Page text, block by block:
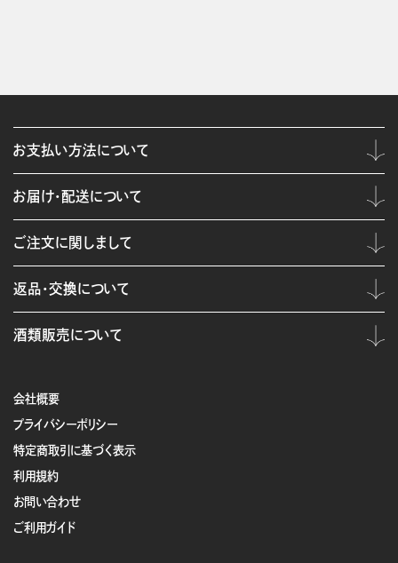
会社概要
プライバシーポリシー
特定商取引に基づく表示
利用規約
お問い合わせ
ご利用ガイド
お支払い方法について
お届け・配送について
ご注文に関しまして
返品・交換について
酒類販売について